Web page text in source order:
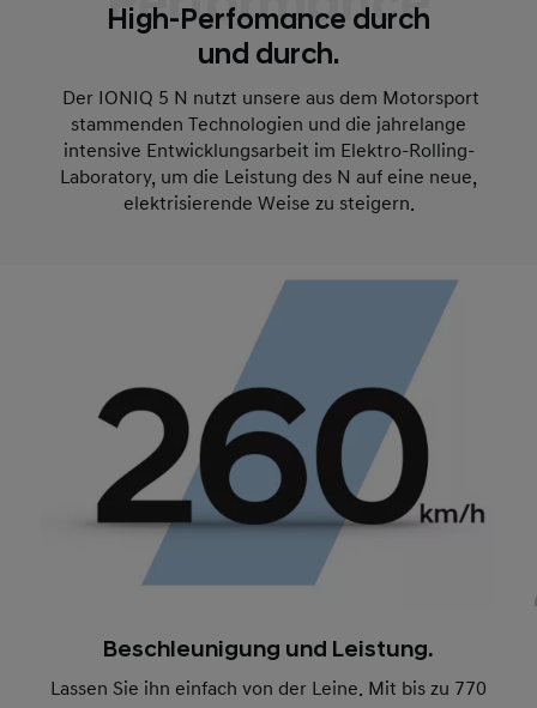
High-Perfomance durch
und durch.
Der IONIQ 5 N nutzt unsere aus dem Motorsport
stammenden Technologien und die jahrelange
intensive Entwicklungsarbeit im Elektro-Rolling-
Laboratory, um die Leistung des N auf eine neue,
elektrisierende Weise zu steigern.
Beschleunigung und Leistung.
Lassen Sie ihn einfach von der Leine. Mit bis zu 770